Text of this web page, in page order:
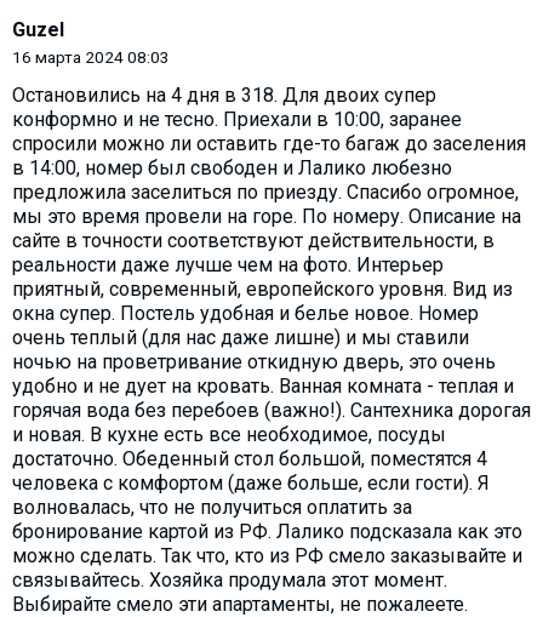
Guzel
16 марта 2024 08:03
Остановились на 4 дня в 318. Для двоих супер
конформно и не тесно. Приехали в 10:00, заранее
спросили можно ли оставить где-то багаж до заселения
в 14:00, номер был свободен и Лалико любезно
предложила заселиться по приезду. Спасибо огромное,
мы это время провели на горе. По номеру. Описание на
сайте в точности соответствуют действительности, в
реальности даже лучше чем на фото. Интерьер
приятный, современный, европейского уровня. Вид из
окна супер. Постель удобная и белье новое. Номер
очень теплый (для нас даже лишне) и мы ставили
ночью на проветривание откидную дверь, это очень
удобно и не дует на кровать. Ванная комната - теплая и
горячая вода без перебоев (важно!). Сантехника дорогая
и новая. В кухне есть все необходимое, посуды
достаточно. Обеденный стол большой, поместятся 4
человека с комфортом (даже больше, если гости). Я
волновалась, что не получиться оплатить за
бронирование картой из РФ. Лалико подсказала как это
можно сделать. Так что, кто из РФ смело заказывайте и
связывайтесь. Хозяйка продумала этот момент.
Выбирайте смело эти апартаменты, не пожалеете.